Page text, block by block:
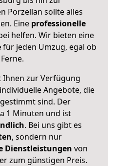
Porzellan sollte alles
Eine professionelle
helfen. Wir bieten eine
für jeden Umzug, egal ob
Ihnen zur Verfügung
Angebote, die
sind. Der
1 Minuten und ist
. Bei uns gibt es
, sondern nur
Dienstleistungen von
zum günstigen Preis.